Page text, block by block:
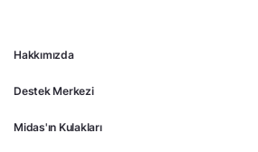
Hakkımızda
Destek Merkezi
Midas'ın Kulakları